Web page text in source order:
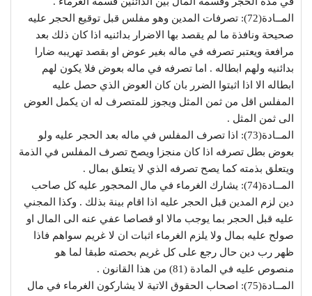
المــادة(72): تصرفات المدين وهو مفلس قبل توقيع الحجر عليه
صحيحة ونافذة ما لم يقصد بها الاضرار بدائنيه اذا كان ذلك بعد
مرافعة ويعتبر تصرفه في ماله بغير عوض او بقصد تهريبه ضارا
بدائنيه ولهم ابطاله . اما تصرفه في ماله بعوض فلا يكون لهم
ابطاله الا اذا اثبتوا الضرر بان كان العوض الذي حصل عليه
المفلس اقل من ثمن المثل ويجوز للمتصرف له ان يكمل العوض
الى ثمن المثل .
المــادة(73): اذا تصرف المفلس في ماله بعد الحجر عليه ولو
بعوض بطل تصرفه اذا كان منجزا ويصح تصرف المفلس في الذمة
ويتعلق بذمته كما يصح تصرفه الذي لا يتعلق بمال .
المــادة(74): يشارك الغرماء في مال المحجور عليه كل صاحب
دين لزم المدين قبل الحجر عليه اذا اقام بينة بذلك . وكذا المجني
عليه قبل الحجر بما يوجب مالا او قصاصا عفي عنه الى المال او
صولح عليه بمال ولا يلزم الغرماء اثبات ان لا غريم سواهم فاذا
ظهر رب دين حال رجع على كل غريم بحصته طبقا لما هو
منصوص عليه في المادة (81) من هذا القانون .
المــادة(75): اصحاب الحقوق الاتية لا يشاركون الغرماء في مال